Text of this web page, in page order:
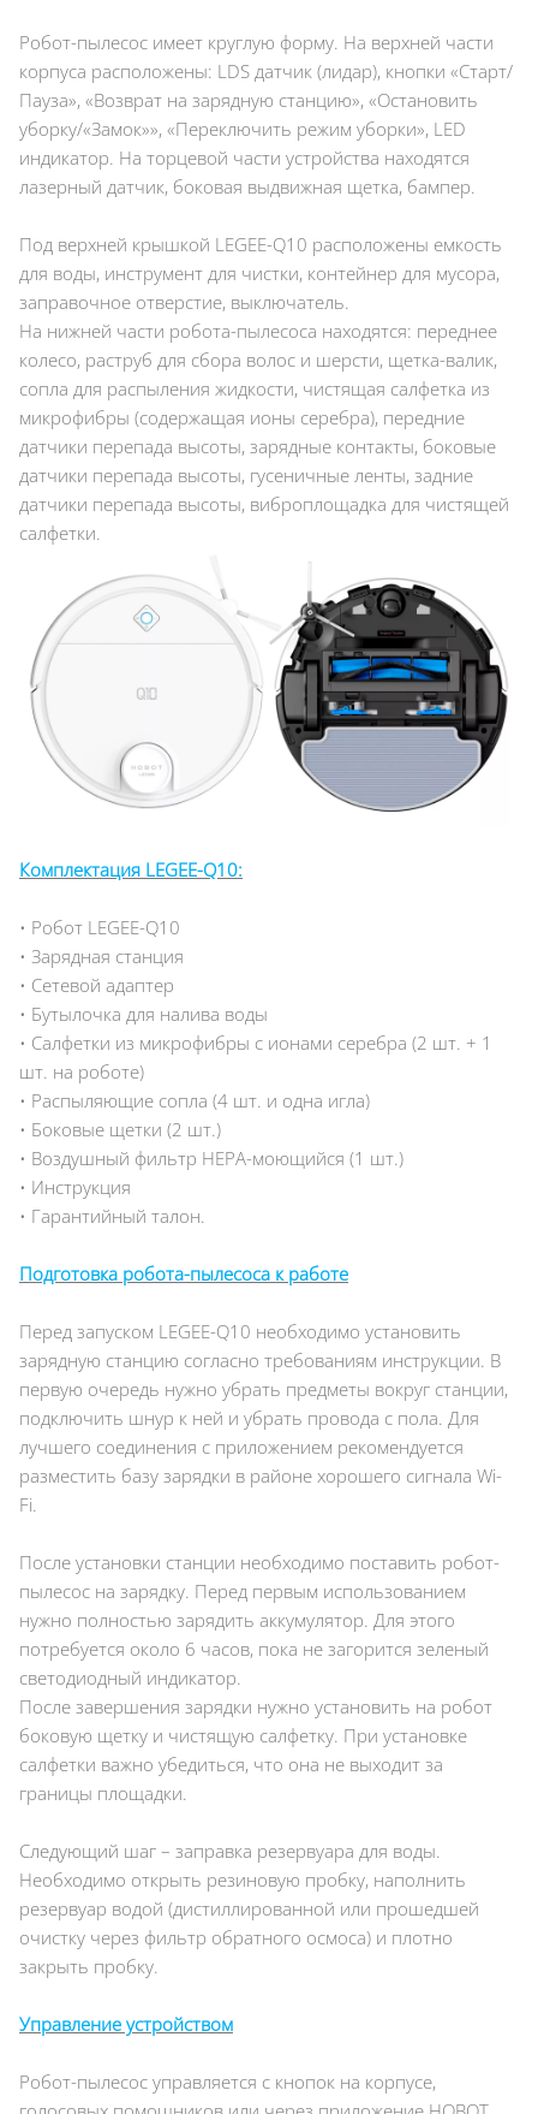
Робот-пылесос имеет круглую форму. На верхней части
корпуса расположены: LDS датчик (лидар), кнопки «Старт/
Пауза», «Возврат на зарядную станцию», «Остановить
уборку/«Замок»», «Переключить режим уборки», LED
индикатор. На торцевой части устройства находятся
лазерный датчик, боковая выдвижная щетка, бампер.
Под верхней крышкой LEGEE-Q10 расположены емкость
для воды, инструмент для чистки, контейнер для мусора,
заправочное отверстие, выключатель.
На нижней части робота-пылесоса находятся: переднее
колесо, раструб для сбора волос и шерсти, щетка-валик,
сопла для распыления жидкости, чистящая салфетка из
микрофибры (содержащая ионы серебра), передние
датчики перепада высоты, зарядные контакты, боковые
датчики перепада высоты, гусеничные ленты, задние
датчики перепада высоты, виброплощадка для чистящей
салфетки.
Комплектация LEGEE-Q10:
• Робот LEGEE-Q10
• Зарядная станция
• Сетевой адаптер
• Бутылочка для налива воды
• Салфетки из микрофибры с ионами серебра (2 шт. + 1
шт. на роботе)
• Распыляющие сопла (4 шт. и одна игла)
• Боковые щетки (2 шт.)
• Воздушный фильтр HEPA-моющийся (1 шт.)
• Инструкция
• Гарантийный талон.
Подготовка робота-пылесоса к работе
Перед запуском LEGEE-Q10 необходимо установить
зарядную станцию согласно требованиям инструкции. В
первую очередь нужно убрать предметы вокруг станции,
подключить шнур к ней и убрать провода с пола. Для
лучшего соединения с приложением рекомендуется
разместить базу зарядки в районе хорошего сигнала Wi-
Fi.
После установки станции необходимо поставить робот-
пылесос на зарядку. Перед первым использованием
нужно полностью зарядить аккумулятор. Для этого
потребуется около 6 часов, пока не загорится зеленый
светодиодный индикатор.
После завершения зарядки нужно установить на робот
боковую щетку и чистящую салфетку. При установке
салфетки важно убедиться, что она не выходит за
границы площадки.
Следующий шаг – заправка резервуара для воды.
Необходимо открыть резиновую пробку, наполнить
резервуар водой (дистиллированной или прошедшей
очистку через фильтр обратного осмоса) и плотно
закрыть пробку.
Управление устройством
Робот-пылесос управляется с кнопок на корпусе,